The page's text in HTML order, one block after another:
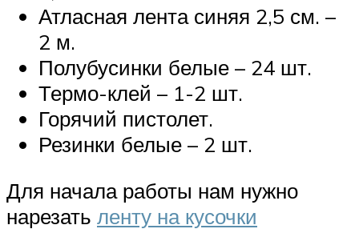
Атласная лента синяя 2,5 см. –
2 м.
Полубусинки белые – 24 шт.
Термо-клей – 1-2 шт.
Горячий пистолет.
Резинки белые – 2 шт.
Для начала работы нам нужно
нарезать ленту на кусочки